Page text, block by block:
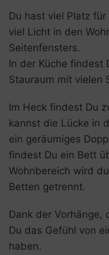
Du hast viel Platz
viel Licht in den
Seitenfensters.
In der Küche findest
Stauraum mit vielen
Im Heck findest Du
kannst die Lücke in
ein geräumiges
findest Du ein Bett
Wohnbereich wird
Betten getrennt.
Dank der Vorhänge,
Du das Gefühl von
haben.